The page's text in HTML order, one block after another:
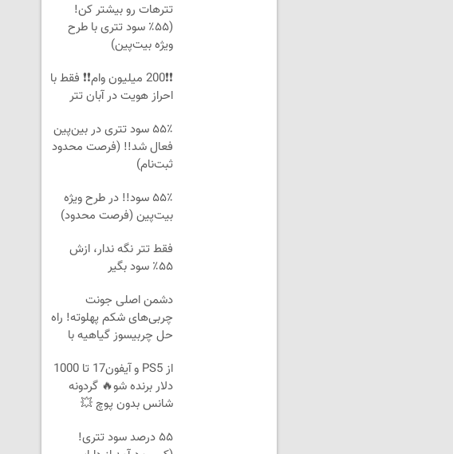
تترهات رو بیشتر کن!
(۵۵٪ سود تتری با طرح
ویژه بیت‌پین)
❗❗200 میلیون وام❗❗ فقط با
احراز هویت در آبان تتر
۵۵٪ سود تتری در بین‌پین
فعال شد!! (فرصت محدود
ثبت‌نام)
۵۵٪ سود!! در طرح ویژه
بیت‌پین (فرصت محدود)
فقط تتر نگه ندار، ازش
۵۵٪ سود بگیر
دشمن اصلی جونت
چربی‌های شکم پهلوته! راه
حل چربیسوز گیاهیه با
از PS5 و آیفون17 تا 1000
دلار برنده شو🔥 گردونه
شانس بدون پوچ 💥
۵۵ درصد سود تتری!